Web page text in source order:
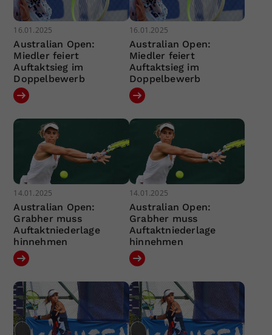
16.01.2025
Australian Open:
Miedler feiert
Auftaktsieg im
Doppelbewerb
16.01.2025
Australian Open:
Miedler feiert
Auftaktsieg im
Doppelbewerb
14.01.2025
Australian Open:
Grabher muss
Auftaktniederlage
hinnehmen
14.01.2025
Australian Open:
Grabher muss
Auftaktniederlage
hinnehmen